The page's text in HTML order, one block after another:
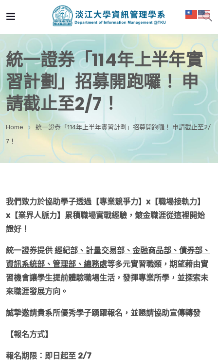
統一證券「114年上半年實
習計劃」招募開跑囉！ 申
請截止至2/7！
Home
統一證券「114年上半年實習計劃」招募開跑囉！ 申請截止至2/
7！
我們致力於協助學子透過【專業競爭力】x【職場接軌力】
x【業界人脈力】累積職場實戰經驗，鍍金職涯從這裡開始
證好！
統一證券提供 經紀部、計量交易部、金融商品部、債券部、
資訊系統部、管理部、總務處等多元實習職類，期望藉由實
習機會讓學生提前體驗職場生活，發揮專業所學，並探索未
來職涯發展方向。
誠摯邀請貴系所優秀學子踴躍報名，並懇請協助宣傳轉發
【報名方式】
報名期限：即日起至 2/7